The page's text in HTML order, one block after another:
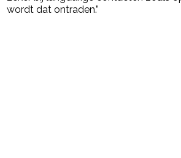
wordt dat ontraden.”